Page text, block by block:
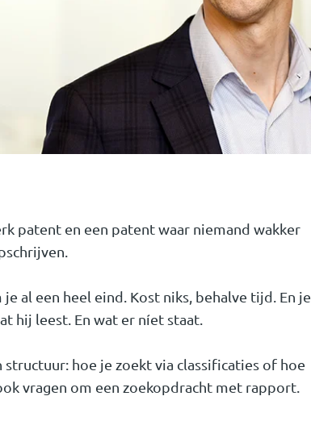
patent en een patent waar niemand wakker
al een heel eind. Kost niks, behalve tijd. En je
hij leest. En wat er níet staat.
hoe je zoekt via classificaties of hoe
vragen om een zoekopdracht met rapport.